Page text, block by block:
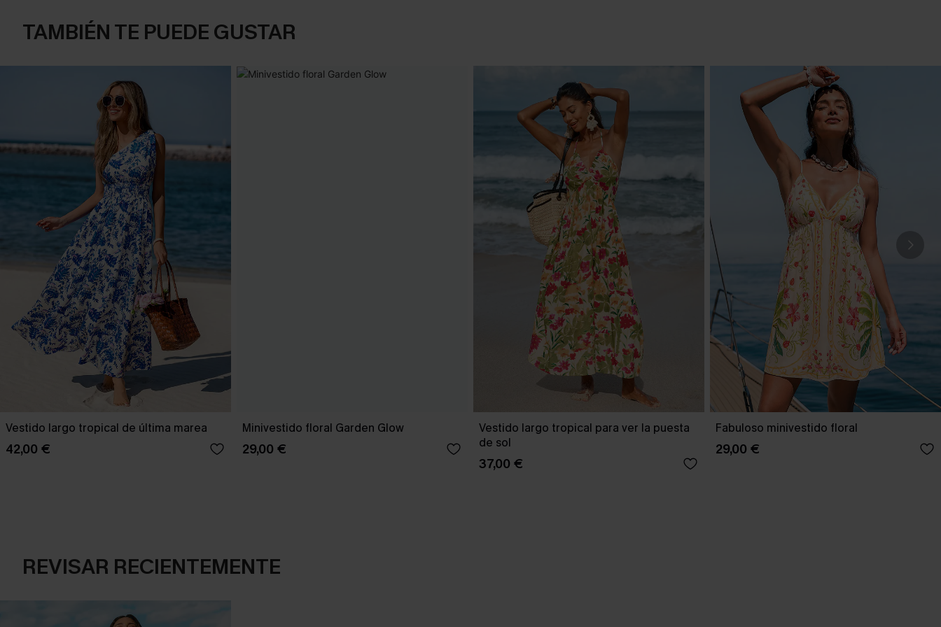
TAMBIÉN TE PUEDE GUSTAR
Vestido largo tropical de última marea
42,00 €
Minivestido floral Garden Glow
29,00 €
Vestido largo tropical para ver la puesta
de sol
37,00 €
Fabuloso minivestido floral
29,00 €
REVISAR RECIENTEMENTE